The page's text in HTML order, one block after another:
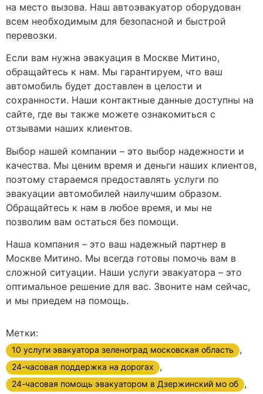
на место вызова. Наш автоэвакуатор оборудован
всем необходимым для безопасной и быстрой
перевозки.
Если вам нужна эвакуация в Москве Митино,
обращайтесь к нам. Мы гарантируем, что ваш
автомобиль будет доставлен в целости и
сохранности. Наши контактные данные доступны на
сайте, где вы также можете ознакомиться с
отзывами наших клиентов.
Выбор нашей компании – это выбор надежности и
качества. Мы ценим время и деньги наших клиентов,
поэтому стараемся предоставлять услуги по
эвакуации автомобилей наилучшим образом.
Обращайтесь к нам в любое время, и мы не
позволим вам остаться без помощи.
Наша компания – это ваш надежный партнер в
Москве Митино. Мы всегда готовы помочь вам в
сложной ситуации. Наши услуги эвакуатора – это
оптимальное решение для вас. Звоните нам сейчас,
и мы приедем на помощь.
Метки:
10 услуги эвакуатора зеленоград московская область ,
24-часовая поддержка на дорогах ,
24-часовая помощь эвакуатором в Дзержинский мо об ,